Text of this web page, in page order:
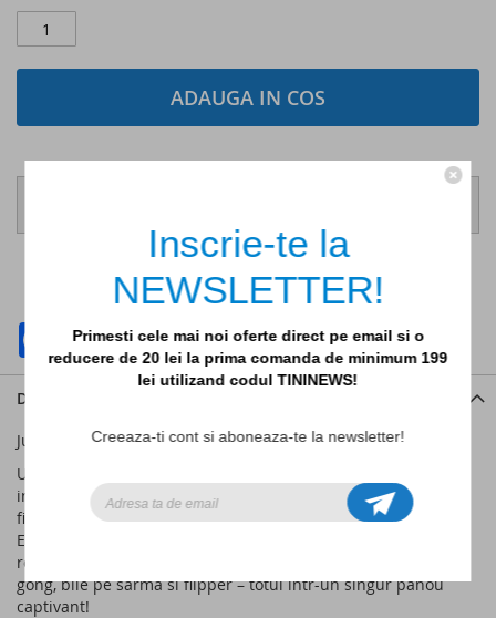
Inscrie-te la
NEWSLETTER!
Primesti cele mai noi oferte direct pe email si o
reducere de 20 lei la prima comanda de minimum 199
lei utilizand codul TININEWS!
Creeaza-ti cont si aboneaza-te la newsletter!
ADAUGA IN COS
ADAUGATI PENTRU COMPARARE
FacebookWhatsApp
Detalii
Jucarie Educativa pentru gradinite si pentru acasa.
Un panou senzorial versatil, cu design curcubeu, care
incurajeaza invatarea activa si dezvoltarea abilitatilor motorii
fine si cognitive la copii de toate varstele! 12 Activitati
Educative si Interactive: rotite dintate, panou meteo, disc
rotativ, forme de potrivit, xilofon, oglinzi concava si convexa,
gong, bile pe sarma si flipper – totul intr-un singur panou
captivant!